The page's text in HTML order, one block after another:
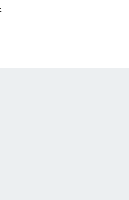
LIRE LA SUITE